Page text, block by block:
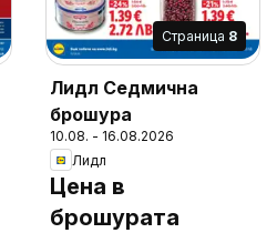
Cтраница 8
Лидл Седмична
брошура
10.08. - 16.08.2026
Лидл
Цена в
брошурата